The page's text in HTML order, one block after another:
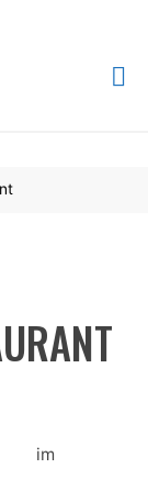
im